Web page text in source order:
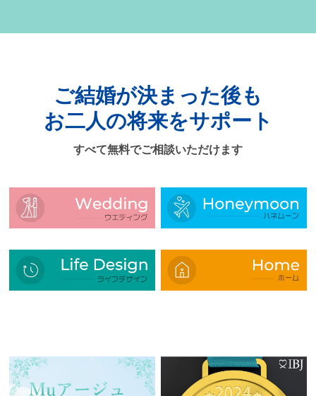
ご結婚が決まった後も
お二人の将来をサポート
すべて無料でご相談いただけます